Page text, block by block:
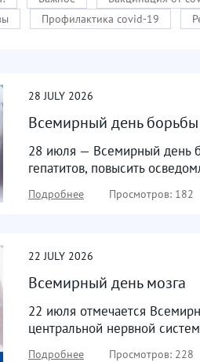
Профилактика covid-19
28 JULY 2026
Всемирный день борьбы
28 июля — Всемирный день
гепатитов, повысить
Подробнее Просмотров: 182
22 JULY 2026
Всемирный день мозга
22 июля отмечается
центральной нервной
Подробнее Просмотров: 228